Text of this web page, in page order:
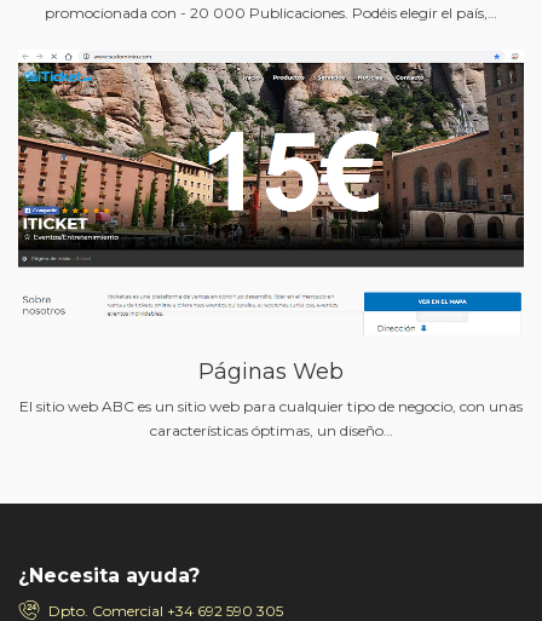
promocionada con - 20 000 Publicaciones. Podéis elegir el país,…
Páginas Web
El sitio web ABC es un sitio web para cualquier tipo de negocio, con unas
características óptimas, un diseño…
¿Necesita ayuda?
Dpto. Comercial +34 692 590 305